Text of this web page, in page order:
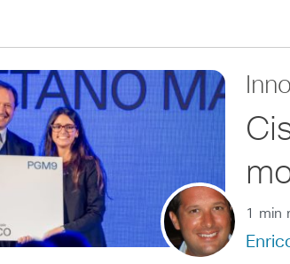
1 min